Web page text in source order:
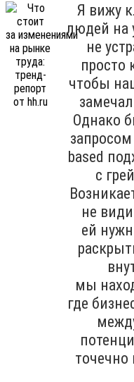
Я вижу
людей на
не
чтобы
Однако
based
с
не
ей
мы
где
точечно